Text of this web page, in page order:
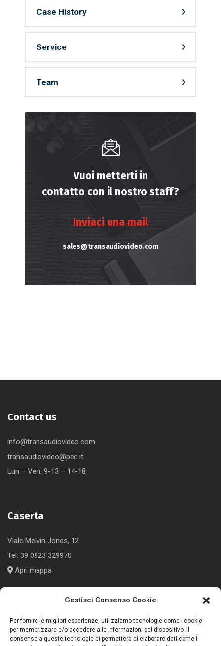
Gestisci Consenso Cookie
Per fornire le migliori esperienze, utilizziamo tecnologie come i cookie
per memorizzare e/o accedere alle informazioni del dispositivo. Il
consenso a queste tecnologie ci permetterà di elaborare dati come il
Case History
Service
Team
Vuoi metterti in
contatto con il nostro staff?
Inviaci una mail
sales@transaudiovideo.com
Contact us
info@transaudiovideo.com
transaudiovideo@pec.it
Lun – Ven: 9-13 – 14-18
Caserta
Viale Melvin Jones, 12
Tel: 39 0823 329970
Apri mappa
Cologno Monzese (MI)
Corso Roma, 186